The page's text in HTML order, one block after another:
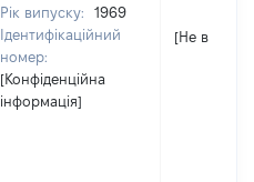
Рік випуску:
1969
Ідентифікаційний
номер:
[Конфіденційна
інформація]
[Не відомо]